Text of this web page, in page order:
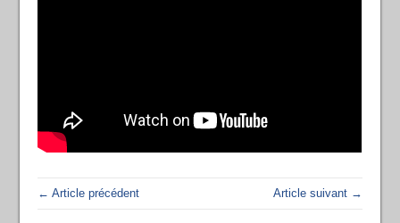
← Article précédent Article suivant →